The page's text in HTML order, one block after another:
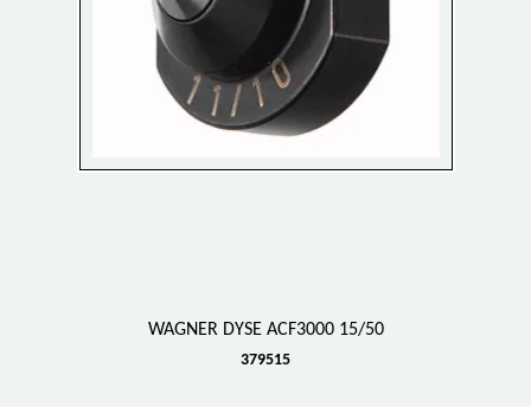
WAGNER DYSE ACF3000 15/50
379515